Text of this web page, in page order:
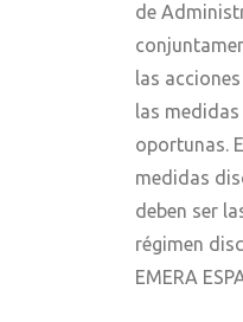
de
las
las
oportunas.
medidas
deben ser
régimen
EMERA